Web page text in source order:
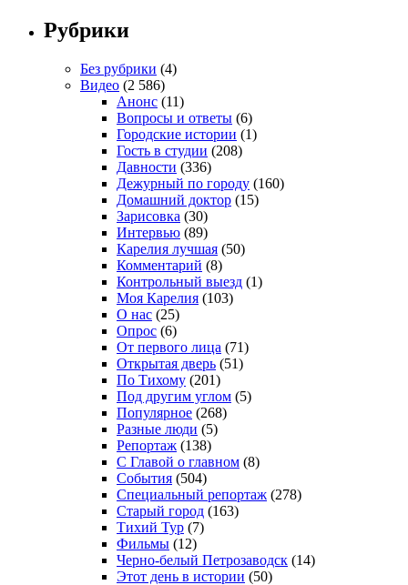
Рубрики
Без рубрики (4)
Видео (2 586)
Анонс (11)
Вопросы и ответы (6)
Городские истории (1)
Гость в студии (208)
Давности (336)
Дежурный по городу (160)
Домашний доктор (15)
Зарисовка (30)
Интервью (89)
Карелия лучшая (50)
Комментарий (8)
Контрольный выезд (1)
Моя Карелия (103)
О нас (25)
Опрос (6)
От первого лица (71)
Открытая дверь (51)
По Тихому (201)
Под другим углом (5)
Популярное (268)
Разные люди (5)
Репортаж (138)
С Главой о главном (8)
События (504)
Специальный репортаж (278)
Старый город (163)
Тихий Тур (7)
Фильмы (12)
Черно-белый Петрозаводск (14)
Этот день в истории (50)